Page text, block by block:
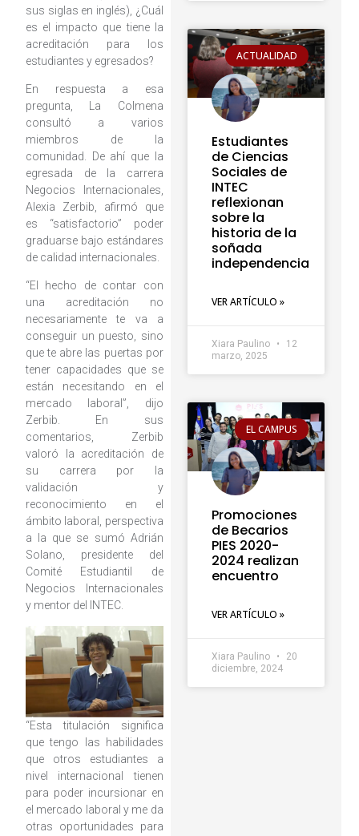
sus siglas en inglés), ¿Cuál
es el impacto que tiene la
acreditación para los
estudiantes y egresados?
En respuesta a esa
pregunta, La Colmena
consultó a varios
miembros de la
comunidad. De ahí que la
egresada de la carrera
Negocios Internacionales,
Alexia Zerbib, afirmó que
es “satisfactorio” poder
graduarse bajo estándares
de calidad internacionales.
“El hecho de contar con
una acreditación no
necesariamente te va a
conseguir un puesto, sino
que te abre las puertas por
tener capacidades que se
están necesitando en el
mercado laboral”, dijo
Zerbib. En sus
comentarios, Zerbib
valoró la acreditación de
su carrera por la
validación y
reconocimiento en el
ámbito laboral, perspectiva
a la que se sumó Adrián
Solano, presidente del
Comité Estudiantil de
Negocios Internacionales
y mentor del INTEC.
“Esta titulación significa
que tengo las habilidades
que otros estudiantes a
nivel internacional tienen
para poder incursionar en
el mercado laboral y me da
otras oportunidades para
ACTUALIDAD
Estudiantes
de Ciencias
Sociales de
INTEC
reflexionan
sobre la
historia de la
soñada
independencia
VER ARTÍCULO »
Xiara Paulino
12
marzo, 2025
EL CAMPUS
Promociones
de Becarios
PIES 2020-
2024 realizan
encuentro
VER ARTÍCULO »
Xiara Paulino
20
diciembre, 2024